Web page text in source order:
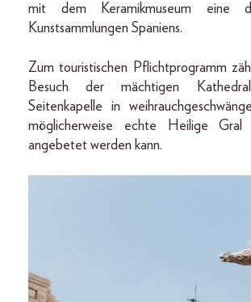
mit dem Keramikmuseum eine
Kunstsammlungen Spaniens.
Zum touristischen Pflichtprogramm
Besuch der mächtigen
Seitenkapelle in
möglicherweise echte Heilige Gral
angebetet werden kann.